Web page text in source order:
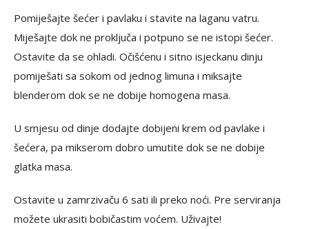
Pomiješajte šećer i pavlaku i stavite na laganu vatru.
Miješajte dok ne proključa i potpuno se ne istopi šećer.
Ostavite da se ohladi. Očišćenu i sitno isjeckanu dinju
pomiješati sa sokom od jednog limuna i miksajte
blenderom dok se ne dobije homogena masa.
U smjesu od dinje dodajte dobijeni krem od pavlake i
šećera, pa mikserom dobro umutite dok se ne dobije
glatka masa.
Ostavite u zamrzivaču 6 sati ili preko noći. Pre serviranja
možete ukrasiti bobičastim voćem. Uživajte!